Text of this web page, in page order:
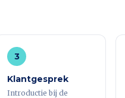
3
Klantgesprek
Introductie bij de